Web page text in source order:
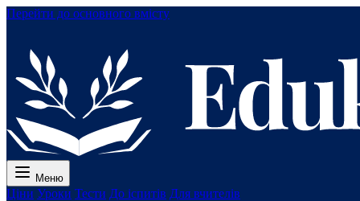
Перейти до основного вмісту
Меню
Ціни Уроки Тести До іспитів Для вчителів